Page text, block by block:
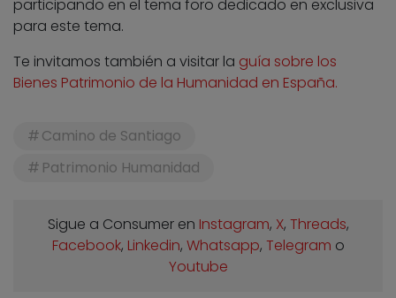
participando en el tema foro dedicado en exclusiva
para este tema.
Te invitamos también a visitar la guía sobre los
Bienes Patrimonio de la Humanidad en España.
Camino de Santiago
Patrimonio Humanidad
Sigue a Consumer en Instagram, X, Threads,
Facebook, Linkedin, Whatsapp, Telegram o
Youtube